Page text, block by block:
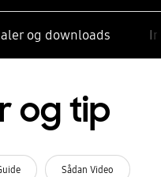
og downloads
og tip
Sådan Video